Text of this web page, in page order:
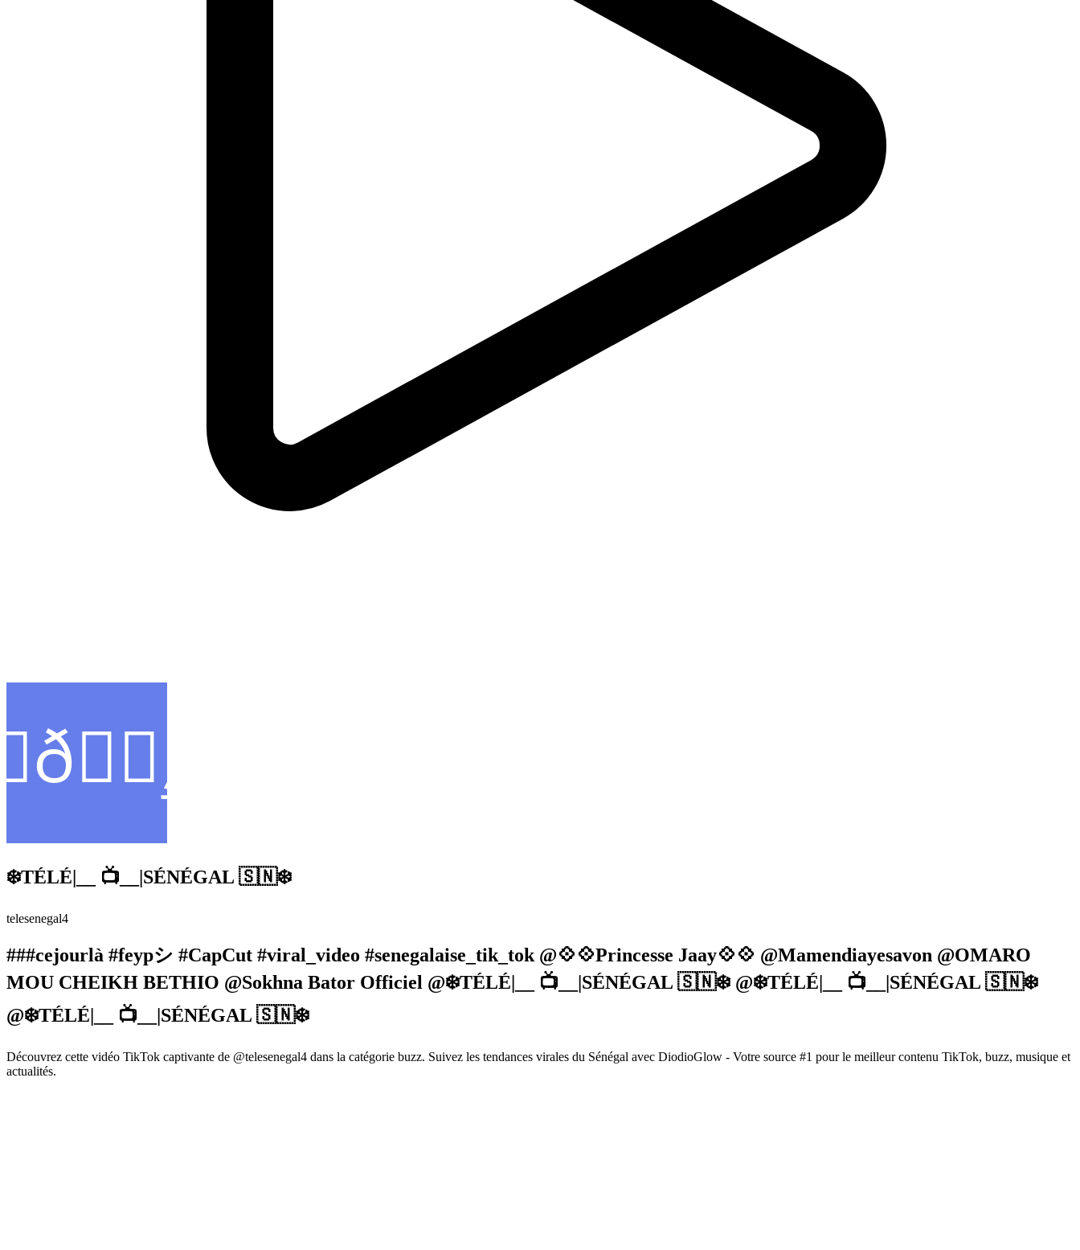
❄️TÉLÉ|__ 📺__|SÉNÉGAL 🇸🇳❄️
telesenegal4
###cejourlà #feypシ #CapCut #viral_video #senegalaise_tik_tok @💠💠Princesse Jaay💠💠 @Mamendiayesavon @OMARO
MOU CHEIKH BETHIO @Sokhna Bator Officiel @❄️TÉLÉ|__ 📺__|SÉNÉGAL 🇸🇳❄️ @❄️TÉLÉ|__ 📺__|SÉNÉGAL 🇸🇳❄️
@❄️TÉLÉ|__ 📺__|SÉNÉGAL 🇸🇳❄️
Découvrez cette vidéo TikTok captivante de @telesenegal4 dans la catégorie buzz. Suivez les tendances virales du Sénégal avec DiodioGlow - Votre source #1 pour le meilleur contenu TikTok, buzz, musique et
actualités.